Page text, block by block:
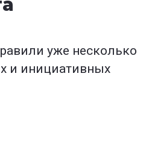
уже несколько
и инициативных